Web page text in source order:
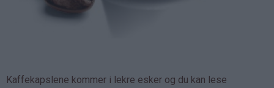
Kaffekapslene kommer i lekre esker og du kan lese